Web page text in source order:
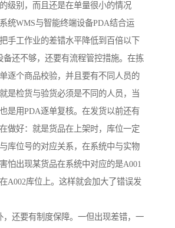
级别，而且还是在单量很小的情况
统WMS与智能终端设备PDA结合运
手工作业的差错水平降低到百倍以下
备还不够，还要有流程管控措施。在拣
逐个商品校验，并且要有不同人员的
是检货与验货必须是不同的人员，当
是用PDA逐单复核。在发货以前还有
做好：就是货品在上架时，库位一定
库位号的对应关系，在系统中与实物
怕出现某货品在系统中对应的是A001
A002库位上。这样就会加大了错误发
，还要有制度保障。一但出现差错，一